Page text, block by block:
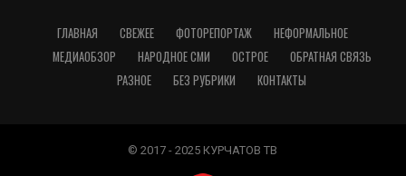
ГЛАВНАЯ СВЕЖЕЕ ФОТОРЕПОРТАЖ
НЕФОРМАЛЬНОЕ
МЕДИАОБЗОР
НАРОДНОЕ СМИ ОСТРОЕ
ОБРАТНАЯ СВЯЗЬ
РАЗНОЕ
БЕЗ РУБРИКИ КОНТАКТЫ
© 2017 - 2025 КУРЧАТОВ ТВ